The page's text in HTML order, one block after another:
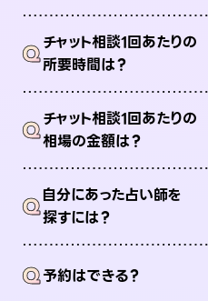
Qチャット相談1回あたりの
所要時間は？
Qチャット相談1回あたりの
相場の金額は？
Q自分にあった占い師を
探すには？
Q予約はできる？